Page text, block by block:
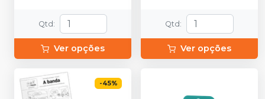
Qtd :
Ver opções
Qtd :
Ver opções
-45%